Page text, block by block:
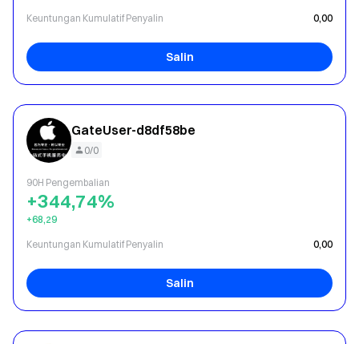
Keuntungan Kumulatif Penyalin 0,00
Salin
GateUser-d8df58be
0/0
90H Pengembalian
+344,74%
+68,29
Keuntungan Kumulatif Penyalin 0,00
Salin